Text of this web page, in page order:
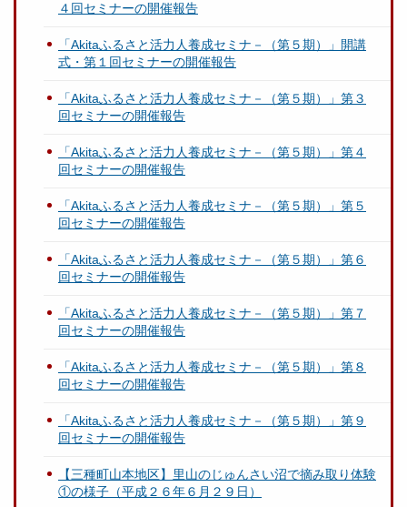
４回セミナーの開催報告
「Akitaふるさと活力人養成セミナ－（第５期）」開講
式・第１回セミナーの開催報告
「Akitaふるさと活力人養成セミナ－（第５期）」第３
回セミナーの開催報告
「Akitaふるさと活力人養成セミナ－（第５期）」第４
回セミナーの開催報告
「Akitaふるさと活力人養成セミナ－（第５期）」第５
回セミナーの開催報告
「Akitaふるさと活力人養成セミナ－（第５期）」第６
回セミナーの開催報告
「Akitaふるさと活力人養成セミナ－（第５期）」第７
回セミナーの開催報告
「Akitaふるさと活力人養成セミナ－（第５期）」第８
回セミナーの開催報告
「Akitaふるさと活力人養成セミナ－（第５期）」第９
回セミナーの開催報告
【三種町山本地区】里山のじゅんさい沼で摘み取り体験
①の様子（平成２６年６月２９日）